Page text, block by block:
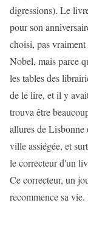
digressions). Le
pour son
choisi, pas
Nobel, mais parce
les tables des
de le lire, et il y
trouva être
allures de Lisbonne
ville assiégée, et
le correcteur d'un
Ce correcteur, un
recommence sa